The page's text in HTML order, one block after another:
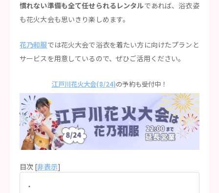
慣れない準備も全て任せられるレンタルであれば、浴衣姿
も花火大会も思いきり楽しめます。
花乃和服では花火大会で浴衣を着たい方に向けたプランと
サービスを用意しているので、ぜひご活用ください。
江戸川花火大会(8/24)の予約も受付中！
目次 [非表示]